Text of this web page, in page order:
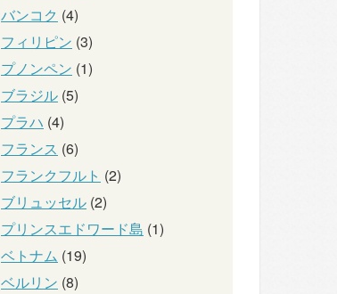
バンコク (4)
フィリピン (3)
プノンペン (1)
ブラジル (5)
プラハ (4)
フランス (6)
フランクフルト (2)
ブリュッセル (2)
プリンスエドワード島 (1)
ベトナム (19)
ベルリン (8)